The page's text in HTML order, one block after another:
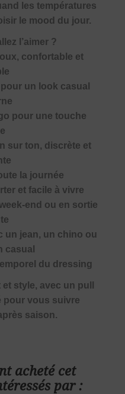
les températures
le mood du jour.
l’aimer ?
confortable et
un look casual
pour une touche
sur ton, discrète et
la journée
et facile à vivre
end ou en sortie
un jean, un chino ou
casual
du dressing
style, avec un pull
pour vous suivre
saison.
acheté cet
par :